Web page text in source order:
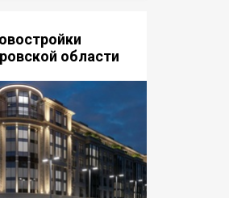
области